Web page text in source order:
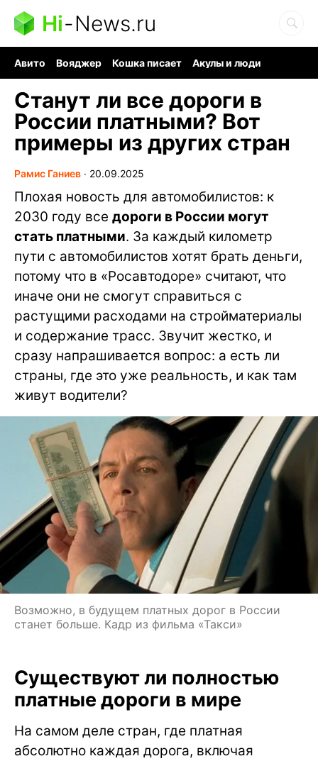
Hi-News.ru
Авито Вояджер Кошка писает
Акулы и люди
Станут ли все дороги в
России платными? Вот
примеры из других стран
Рамис Ганиев ∙ 20.09.2025
Плохая новость для автомобилистов: к
2030 году все дороги в России могут
стать платными. За каждый километр
пути с автомобилистов хотят брать деньги,
потому что в «Росавтодоре» считают, что
иначе они не смогут справиться с
растущими расходами на стройматериалы
и содержание трасс. Звучит жестко, и
сразу напрашивается вопрос: а есть ли
страны, где это уже реальность, и как там
живут водители?
Возможно, в будущем платных дорог в России
станет больше. Кадр из фильма «Такси»
Существуют ли полностью
платные дороги в мире
На самом деле стран, где платная
абсолютно каждая дорога, включая